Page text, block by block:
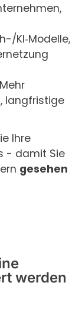
KI‑Modelle,
langfristige
Ihre
- damit Sie
gesehen
werden